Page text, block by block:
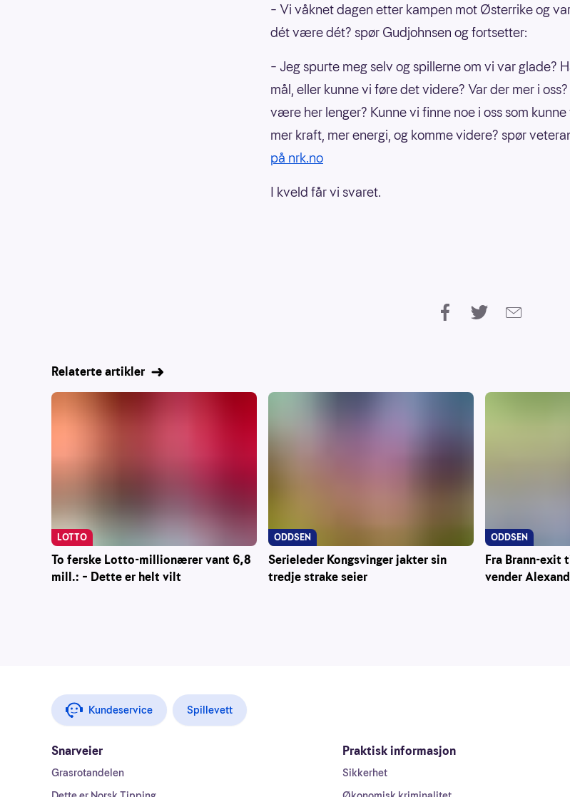
– Vi våknet dagen etter kampen mot Østerrike og
dét være dét? spør Gudjohnsen og fortsetter:
– Jeg spurte meg selv og spillerne om vi var glade?
mål, eller kunne vi føre det videre? Var der mer i
være her lenger? Kunne vi finne noe i oss som
mer kraft, mer energi, og komme videre? spør
på nrk.no
I kveld får vi svaret.
Relaterte artikler
To ferske Lotto-millionærer vant 6,8
mill.: – Dette er helt vilt
LOTTO
Serieleder Kongsvinger jakter sin
tredje strake seier
ODDSEN
Fra Brann-exit
vender
ODDSEN
Kundeservice Spillevett
Snarveier
Grasrotandelen
Praktisk informasjon
Sikkerhet